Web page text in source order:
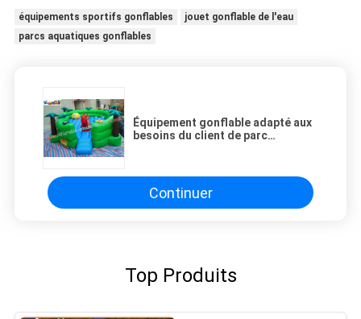
équipements sportifs gonflables
jouet gonflable de l'eau
parcs aquatiques gonflables
Équipement gonflable adapté aux
besoins du client de parc
Continuer
Top Produits